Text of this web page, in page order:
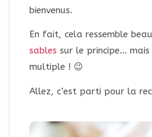
bienvenus.
En fait, cela ressemble
sables sur le principe…
multiple ! 😉
Allez, c’est parti pour la